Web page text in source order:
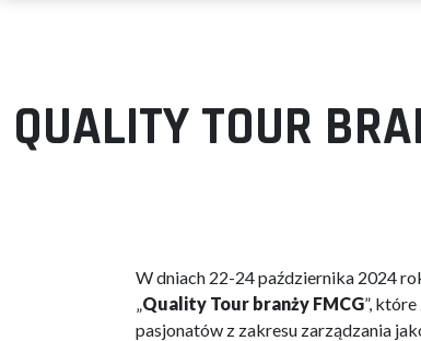
QUALITY TOUR
W dniach 22-24 października 2024
„Quality Tour branży FMCG”,
pasjonatów z zakresu zarządzania